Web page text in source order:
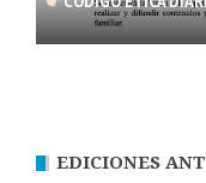
EDICIONES